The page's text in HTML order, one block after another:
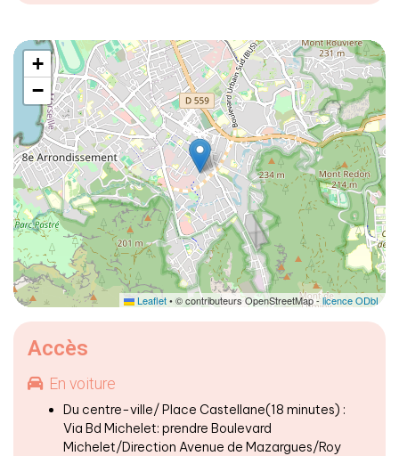
+
−
Leaflet• © contributeurs OpenStreetMap -licence ODbL
Accès
En voiture
Du centre-ville/ Place Castellane(18 minutes) :
Via Bd Michelet: prendre Boulevard
Michelet/Direction Avenue de Mazargues/Roy